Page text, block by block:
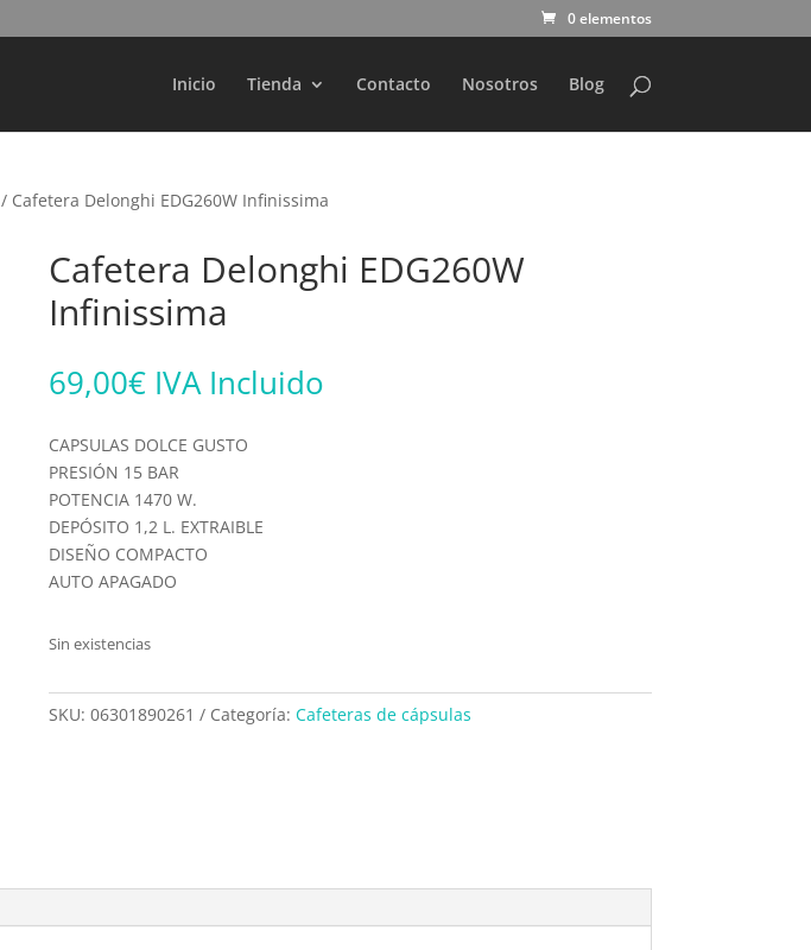
0 elementos
Inicio Tienda Contacto Nosotros Blog
Búsqueda
productos
/ Cafetera Delonghi EDG260W Infinissima
Cafetera Delonghi EDG260W
Infinissima
69,00€ IVA Incluido
CAPSULAS DOLCE GUSTO
PRESIÓN 15 BAR
POTENCIA 1470 W.
DEPÓSITO 1,2 L. EXTRAIBLE
DISEÑO COMPACTO
AUTO APAGADO
Sin existencias
SKU: 06301890261 Categoría: Cafeteras de cápsulas